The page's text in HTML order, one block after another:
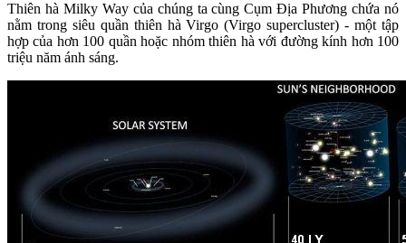
Thiên hà Milky Way của chúng ta cùng Cụm Địa Phương chứa nó
nằm trong siêu quần thiên hà Virgo (Virgo supercluster) - một tập
hợp của hơn 100 quần hoặc nhóm thiên hà với đường kính hơn 100
triệu năm ánh sáng.